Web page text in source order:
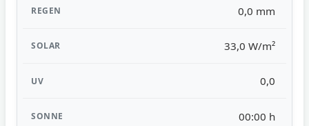
0,0 mm
33,0 W/m²
0,0
00:00 h